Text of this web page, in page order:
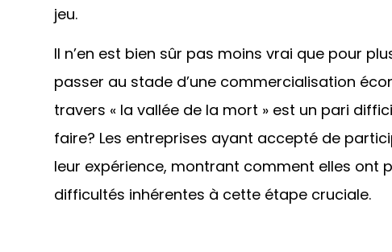
jeu.
Il n’en est bien sûr pas moins vrai que pour
passer au stade d’une commercialisation
travers « la vallée de la mort » est un pari
faire? Les entreprises ayant accepté de
leur expérience, montrant comment elles ont
difficultés inhérentes à cette étape cruciale.